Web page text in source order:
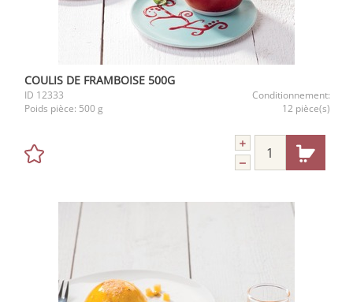
COULIS DE FRAMBOISE 500G
ID 12333
Conditionnement:
Poids pièce: 500 g 12 pièce(s)